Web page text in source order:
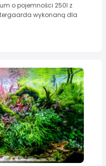
o pojemności 250l z
wykonaną dla